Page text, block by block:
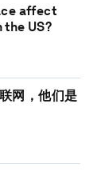
affect
US?
网，他们是